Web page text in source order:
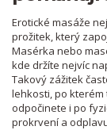
Erotické masáže
prožitek, který
Masérka nebo
kde držíte nejvíc
Takový zážitek
lehkosti, po kterém
odpočinete i po
prokrvení a